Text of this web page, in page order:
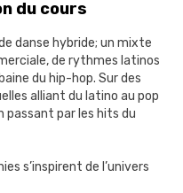
du cours
danse hybride; un mixte
de rythmes latinos
du hip-hop. Sur des
alliant du latino au pop
passant par les hits du
s’inspirent de l’univers